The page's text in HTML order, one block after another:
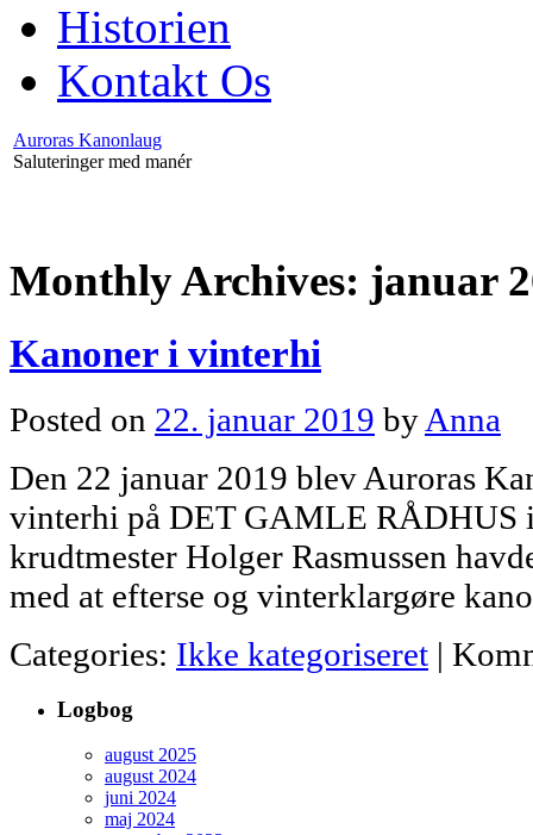
Historien
Kontakt Os
Auroras Kanonlaug
Saluteringer med manér
Monthly Archives: januar
Kanoner i vinterhi
Posted on 22. januar 2019 by Anna
Den 22 januar 2019 blev Auroras
vinterhi på DET GAMLE RÅDHUS i
krudtmester Holger Rasmussen
med at efterse og vinterklargøre
Categories: Ikke kategoriseret |
Logbog
august 2025
august 2024
juni 2024
maj 2024